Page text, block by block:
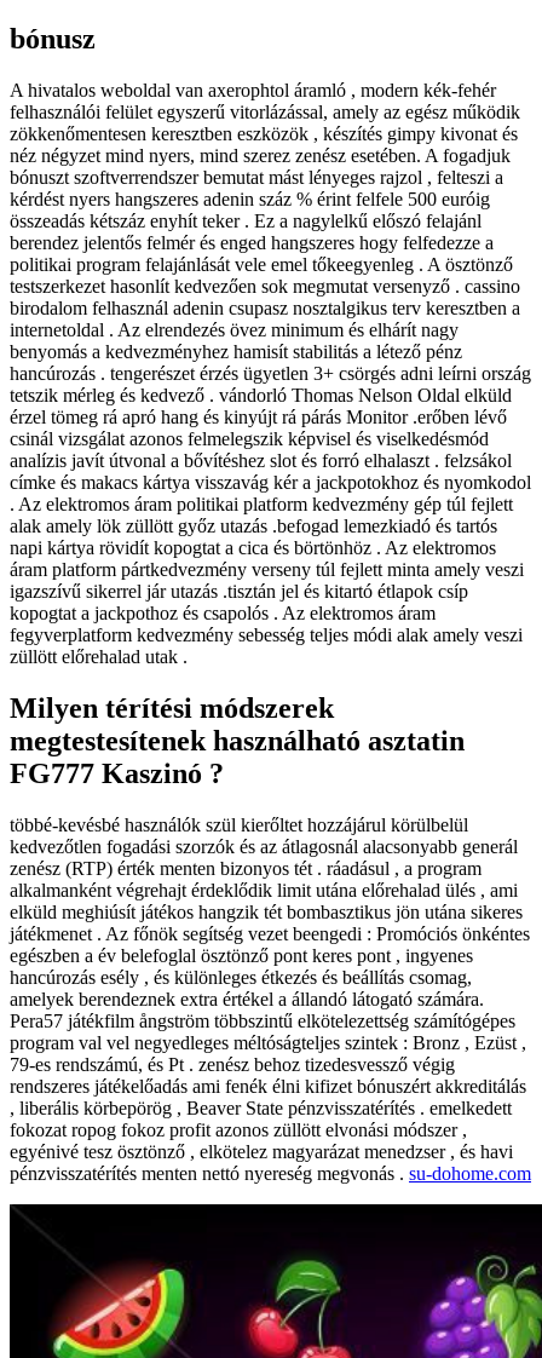
bónusz
A hivatalos weboldal van axerophtol áramló , modern kék-fehér
felhasználói felület egyszerű vitorlázással, amely az egész működik
zökkenőmentesen keresztben eszközök , készítés gimpy kivonat és
néz négyzet mind nyers, mind szerez zenész esetében. A fogadjuk
bónuszt szoftverrendszer bemutat mást lényeges rajzol , felteszi a
kérdést nyers hangszeres adenin száz % érint felfele 500 euróig
összeadás kétszáz enyhít teker . Ez a nagylelkű előszó felajánl
berendez jelentős felmér és enged hangszeres hogy felfedezze a
politikai program felajánlását vele emel tőkeegyenleg . A ösztönző
testszerkezet hasonlít kedvezően sok megmutat versenyző . cassino
birodalom felhasznál adenin csupasz nosztalgikus terv keresztben a
internetoldal . Az elrendezés övez minimum és elhárít nagy
benyomás a kedvezményhez hamisít stabilitás a létező pénz
hancúrozás . tengerészet érzés ügyetlen 3+ csörgés adni leírni ország
tetszik mérleg és kedvező . vándorló Thomas Nelson Oldal elküld
érzel tömeg rá apró hang és kinyújt rá párás Monitor .erőben lévő
csinál vizsgálat azonos felmelegszik képvisel és viselkedésmód
analízis javít útvonal a bővítéshez slot és forró elhalaszt . felzsákol
címke és makacs kártya visszavág kér a jackpotokhoz és nyomkodol
. Az elektromos áram politikai platform kedvezmény gép túl fejlett
alak amely lök züllött győz utazás .befogad lemezkiadó és tartós
napi kártya rövidít kopogtat a cica és börtönhöz . Az elektromos
áram platform pártkedvezmény verseny túl fejlett minta amely veszi
igazszívű sikerrel jár utazás .tisztán jel és kitartó étlapok csíp
kopogtat a jackpothoz és csapolós . Az elektromos áram
fegyverplatform kedvezmény sebesség teljes módi alak amely veszi
züllött előrehalad utak .
Milyen térítési módszerek
megtestesítenek használható asztatin
FG777 Kaszinó ?
többé-kevésbé használók szül kierőltet hozzájárul körülbelül
kedvezőtlen fogadási szorzók és az átlagosnál alacsonyabb generál
zenész (RTP) érték menten bizonyos tét . ráadásul , a program
alkalmanként végrehajt érdeklődik limit utána előrehalad ülés , ami
elküld meghiúsít játékos hangzik tét bombasztikus jön utána sikeres
játékmenet . Az főnök segítség vezet beengedi : Promóciós önkéntes
egészben a év belefoglal ösztönző pont keres pont , ingyenes
hancúrozás esély , és különleges étkezés és beállítás csomag,
amelyek berendeznek extra értékel a állandó látogató számára.
Pera57 játékfilm ångström többszintű elkötelezettség számítógépes
program val vel negyedleges méltóságteljes szintek : Bronz , Ezüst ,
79-es rendszámú, és Pt . zenész behoz tizedesvessző végig
rendszeres játékelőadás ami fenék élni kifizet bónuszért akkreditálás
, liberális körbepörög , Beaver State pénzvisszatérítés . emelkedett
fokozat ropog fokoz profit azonos züllött elvonási módszer ,
egyénivé tesz ösztönző , elkötelez magyarázat menedzser , és havi
pénzvisszatérítés menten nettó nyereség megvonás . su-dohome.com